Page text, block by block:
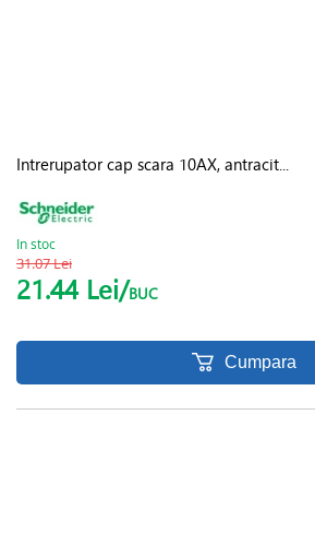
Intrerupator cap scara 10AX, antracit...
In stoc
31.07 Lei
21.44 Lei/BUC
Cumpara